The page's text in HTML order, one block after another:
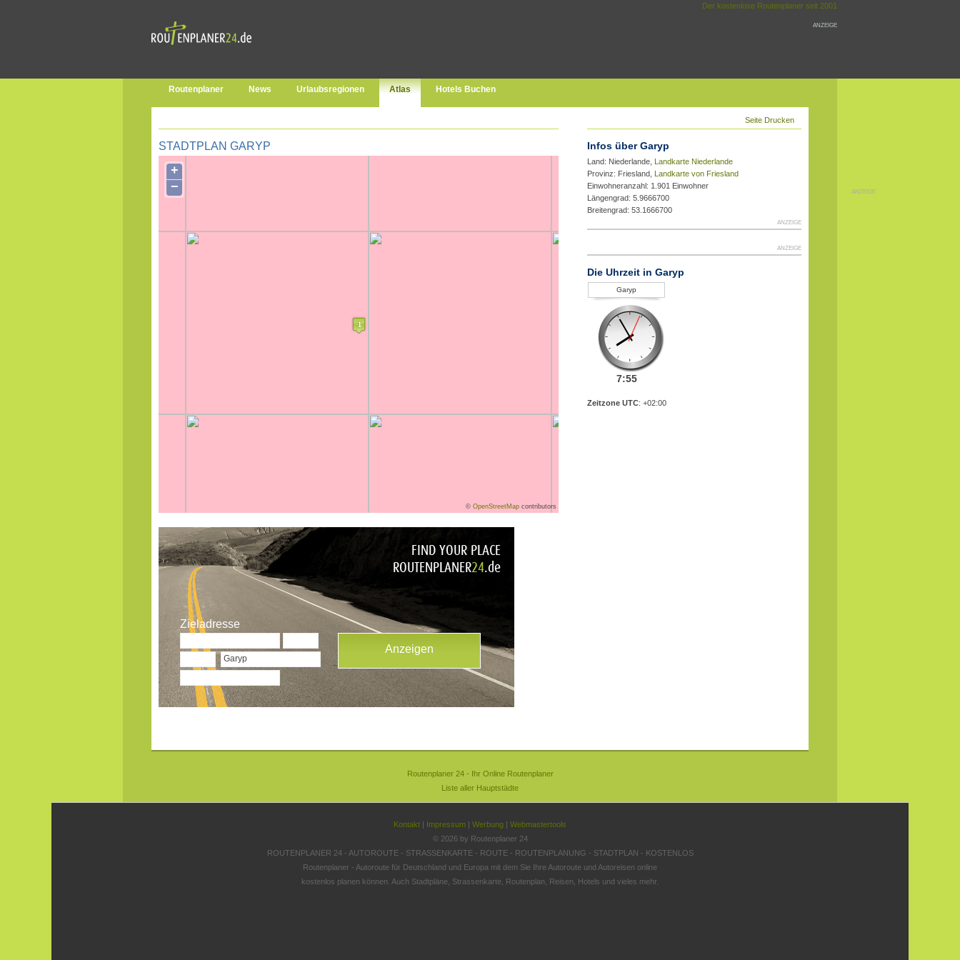
Der kostenlose Routenplaner seit 2001
ANZEIGE
ANZEIGE
Routenplaner News Urlaubsregionen Atlas Hotels Buchen
Seite Drucken
STADTPLAN GARYP
+
−
© OpenStreetMap contributors
Zieladresse
Infos über Garyp
Land: Niederlande, Landkarte Niederlande
Provinz: Friesland, Landkarte von Friesland
Einwohneranzahl: 1.901 Einwohner
Längengrad: 5.9666700
Breitengrad: 53.1666700
ANZEIGE
ANZEIGE
Die Uhrzeit in Garyp
Garyp
7:55
Zeitzone UTC: +02:00
Routenplaner 24 - Ihr Online Routenplaner
Liste aller Hauptstädte
Kontakt | Impressum | Werbung | Webmastertools
© 2026 by Routenplaner 24
ROUTENPLANER 24 - AUTOROUTE - STRASSENKARTE - ROUTE - ROUTENPLANUNG - STADTPLAN - KOSTENLOS
Routenplaner - Autoroute für Deutschland und Europa mit dem Sie Ihre Autoroute und Autoreisen online
kostenlos planen können. Auch Stadtpläne, Strassenkarte, Routenplan, Reisen, Hotels und vieles mehr.